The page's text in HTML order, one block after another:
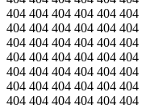
404 404 404 404 404
404 404 404 404 404
404 404 404 404 404
404 404 404 404 404
404 404 404 404 404
404 404 404 404 404
404 404 404 404 404